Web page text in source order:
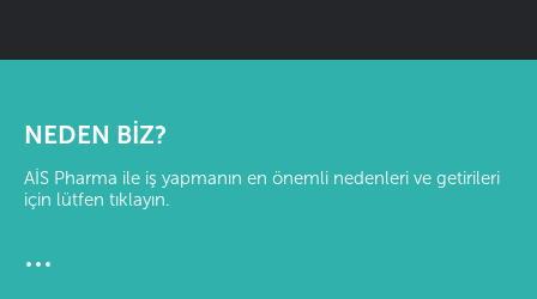
NEDEN BİZ?
AİS Pharma ile iş yapmanın en önemli nedenleri ve getirileri
için lütfen tıklayın.
...